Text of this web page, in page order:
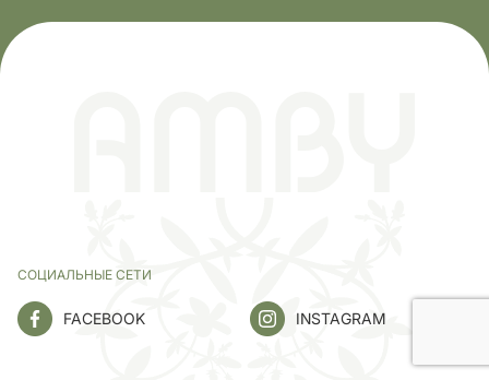
СОЦИАЛЬНЫЕ СЕТИ
FACEBOOK INSTAGRAM